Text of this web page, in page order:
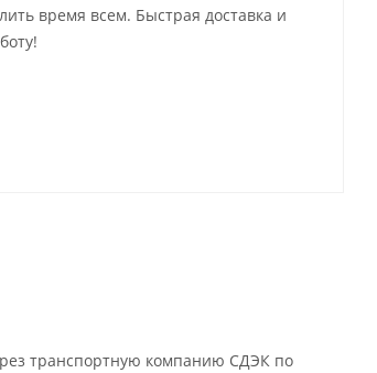
время всем. Быстрая доставка и
транспортную компанию СДЭК по